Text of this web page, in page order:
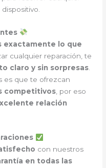
exactamente lo que
cualquier reparación, te
claro y sin sorpresas
es que te ofrezcan
competitivos , por eso
relación
con nuestros
en todas las